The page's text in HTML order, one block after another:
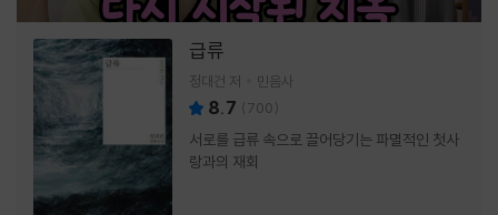
급류
정대건 저 민음사
8.7 (700)
서로를 급류 속으로 끌어당기는 파멸적인 첫사
랑과의 재회